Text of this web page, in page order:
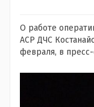
О работе
АСР ДЧС
февраля, в